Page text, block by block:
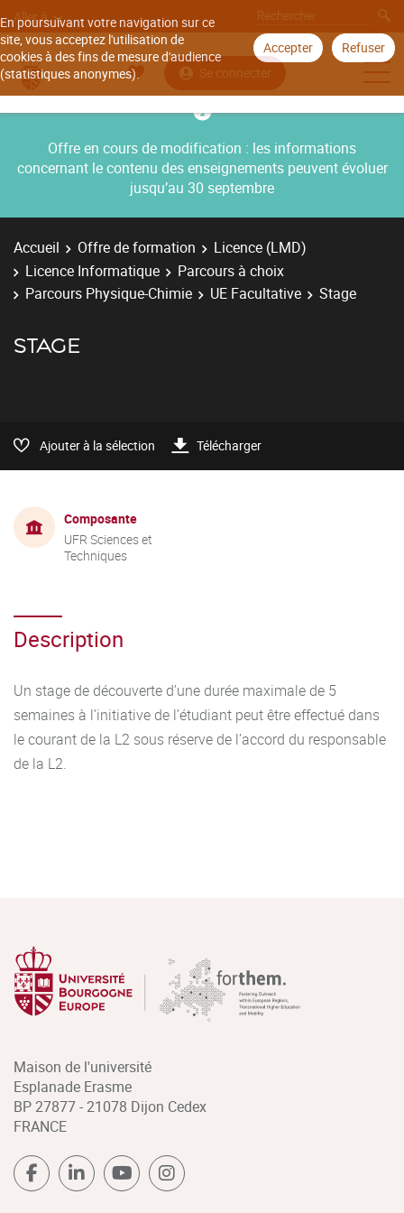
En poursuivant votre navigation sur ce
site, vous acceptez l'utilisation de
cookies à des fins de mesure d'audience
(statistiques anonymes).
Accepter Refuser
Aller à
Se connecter
Offre en cours de modification : les informations
concernant le contenu des enseignements peuvent évoluer
jusqu’au 30 septembre
Accueil Offre de formation
Licence (LMD)
Licence Informatique
Parcours à choix
Parcours Physique-Chimie
UE Facultative Stage
STAGE
Ajouter à la sélection Télécharger
Composante
UFR Sciences et
Techniques
Description
Un stage de découverte d’une durée maximale de 5
semaines à l’initiative de l’étudiant peut être effectué dans
le courant de la L2 sous réserve de l’accord du responsable
de la L2.
Maison de l'université
Esplanade Erasme
BP 27877 - 21078 Dijon Cedex
FRANCE